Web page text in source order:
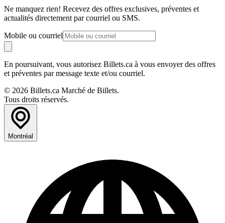
Ne manquez rien! Recevez des offres exclusives, préventes et
actualités directement par courriel ou SMS.
Mobile ou courriel
En poursuivant, vous autorisez Billets.ca à vous envoyer des offres
et préventes par message texte et/ou courriel.
© 2026 Billets.ca Marché de Billets.
Tous droits réservés.
Montréal